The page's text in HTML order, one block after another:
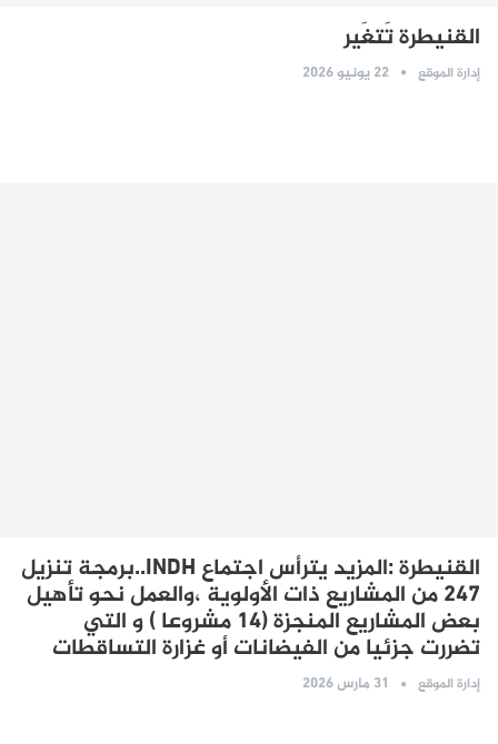
القنيطرة تَتغَير
إدارة الموقع 22 يونيو 2026
القنيطرة :المزيد يترأس اجتماع INDH..برمجة تنزيل
247 من المشاريع ذات الأولوية ،والعمل نحو تأهيل
بعض المشاريع المنجزة (14 مشروعا ) و التي
تضررت جزئيا من الفيضانات أو غزارة التساقطات
إدارة الموقع 31 مارس 2026